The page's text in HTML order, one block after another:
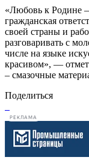
«Любовь к Родине
гражданская
своей страны и
разговаривать с
числе на языке
красивом», —
– смазочные
Поделиться
РЕКЛАМА